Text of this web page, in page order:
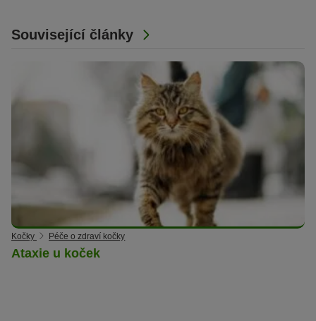
Související články
Kočky Péče o zdraví kočky
Ataxie u koček